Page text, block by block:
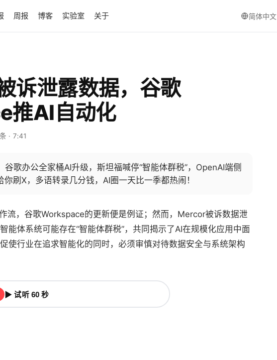
周报 博客 实验室 关于 简体中文
诉泄露数据，谷歌
推AI自动化
· 7:41
歌办公全家桶AI升级，斯坦福喊停“智能体群税”，OpenAI端侧
刷X，多语转录几分钱，AI圈一天比一季都热闹！
流，谷歌Workspace的更新便是例证；然而，Mercor被诉数据泄
能体系统可能存在“智能体群税”，共同揭示了AI在规模化应用中面
使行业在追求智能化的同时，必须审慎对待数据安全与系统架构
▶ 试听 60 秒